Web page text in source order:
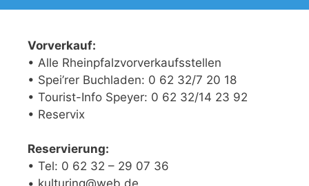
Vorverkauf:
• Alle Rheinpfalzvorverkaufsstellen
• Spei’rer Buchladen: 0 62 32/7 20 18
• Tourist-Info Speyer: 0 62 32/14 23 92
• Reservix
Reservierung:
• Tel: 0 62 32 – 29 07 36
• kulturing@web.de